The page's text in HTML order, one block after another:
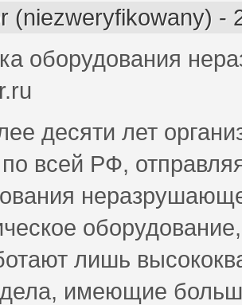
(niezweryfikowany) -
оборудования
десяти лет
всей РФ,
лишь
дела, имеющие